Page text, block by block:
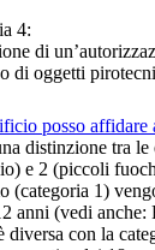
4:
di
di oggetti
posso
distinzione tra le
e 2 (piccoli
(categoria 1)
anni (vedi anche:
diversa con la